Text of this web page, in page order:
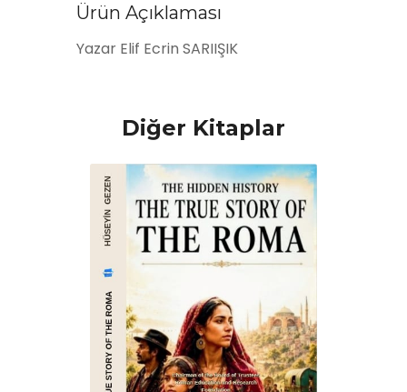
Ürün Açıklaması
Yazar Elif Ecrin SARIIŞIK
Diğer Kitaplar